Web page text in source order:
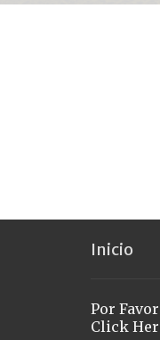
Inicio
Por
Click